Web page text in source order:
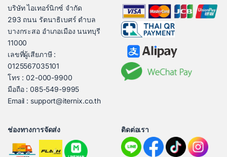
บริษัท ไอเทอร์นิกซ์ จำกัด
293 ถนน รัตนาธิเบศร์ ตำบล
บางกระสอ อำเภอเมือง นนทบุรี
11000
เลขที่ผู้เสียภาษี :
0125567035101
โทร : 02-000-9900
มือถือ : 085-549-9995
Email : support@iternix.co.th
ช่องทางการจัดส่ง ติดต่อเรา